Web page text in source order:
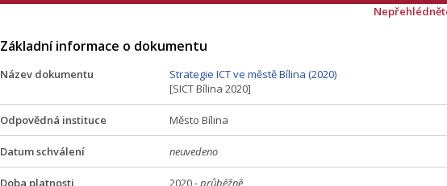
Základní informace o dokumentu
Název dokumentu
Strategie ICT ve městě Bílina (2020)
[SICT Bílina 2020]
Odpovědná instituce Město Bílina
Datum schválení neuvedeno
Doba platnosti 2020 -průběžně